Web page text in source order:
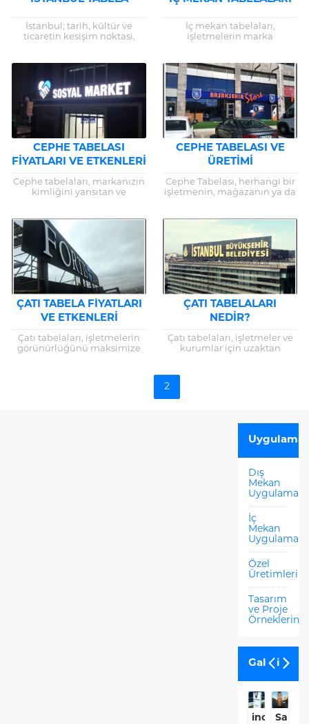
İstanbul; tarih, kültür ve
ticaretin kesişim noktası,
dinamik şehirde işletmeler,
yoğun rekabet içinde var...
İç mekan tabelaları,
işletmelerin marka
yönlendirme yapmak ve
kurumsal kimliklerini
güçlendirmek amacıyla
kullandıkları önemli görsel...
CEPHE TABELASI
FIYATLARI VE ETKENLERI
Cephe tabelaları, markanızın
kimliğini yansıtan ve
öneme sahip dış mekan
reklam araçlarıdır. Bu görsel
unsurlar,...
CEPHE TABELASI VE
ÜRETIMI
Cephe Tabelası, herhangi bir
işletmenin, mağazanın ya da
işletmeyi temsil eden görsel...
ÇATI TABELA FIYATLARI
VE ETKENLERI
Çatı tabelaları, işletmelerin
görünürlüğünü maksimize
ÇATI TABELALARI
NEDIR?
Çatı tabelaları, işletmeler ve
kurumlar için uzaktan
2
Dış
Mekan
İç
Mekan
Özel
Tasarım
ve Proje
Galeri
inovenso